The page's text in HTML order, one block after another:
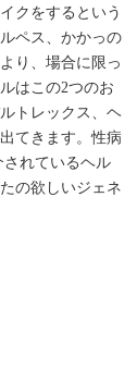
クをするという
ペス、かかっの
り、場合に限っ
はこの2つのお
トレックス、ヘ
てきます。性病
れているヘル
の欲しいジェネ